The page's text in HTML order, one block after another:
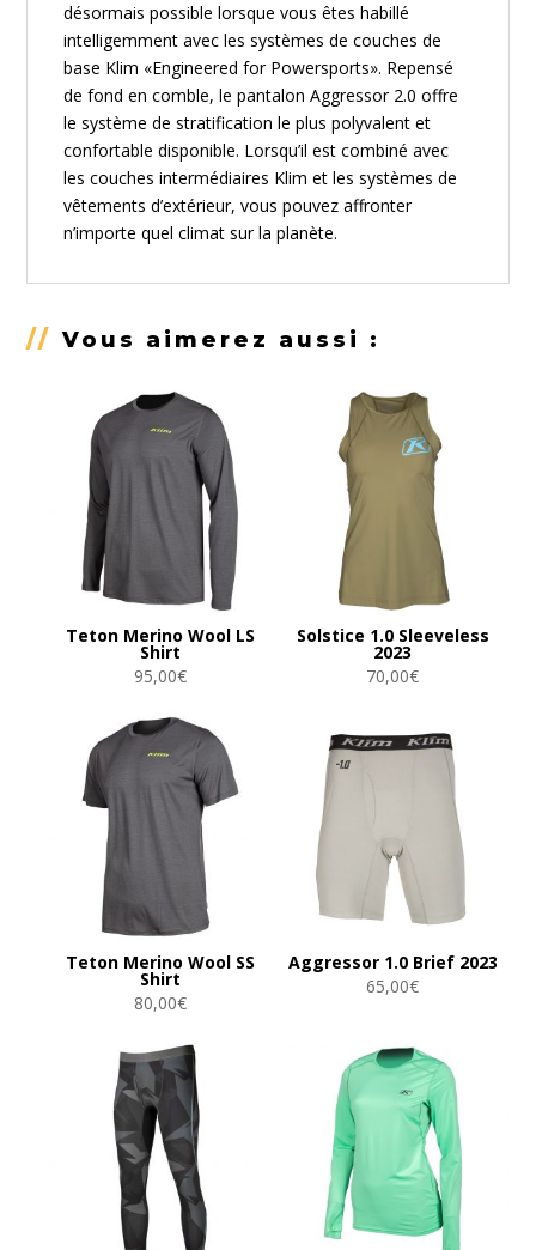
désormais possible lorsque vous êtes habillé
intelligemment avec les systèmes de couches de
base Klim «Engineered for Powersports». Repensé
de fond en comble, le pantalon Aggressor 2.0 offre
le système de stratification le plus polyvalent et
confortable disponible. Lorsqu’il est combiné avec
les couches intermédiaires Klim et les systèmes de
vêtements d’extérieur, vous pouvez affronter
n’importe quel climat sur la planète.
//Vous aimerez aussi :
Teton Merino Wool LS
Shirt
95,00€
Solstice 1.0 Sleeveless
2023
70,00€
Teton Merino Wool SS
Shirt
80,00€
Aggressor 1.0 Brief 2023
65,00€